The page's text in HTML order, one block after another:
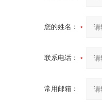
您的姓名：
联系电话：
常用邮箱：